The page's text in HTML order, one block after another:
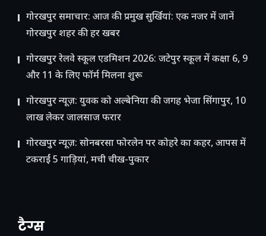
गोरखपुर समाचार: आज की प्रमुख सुर्खियां: एक नजर में जानें
गोरखपुर शहर की हर खबर
गोरखपुर रेलवे स्कूल एडमिशन 2026: जटेपुर स्कूल में कक्षा 6, 9
और 11 के लिए फॉर्म मिलना शुरू
गोरखपुर न्यूज़: युवक को अल्बेनिया की जगह भेजा सिंगापुर, 10
लाख लेकर जालसाज फरार
गोरखपुर न्यूज़: सोनबरसा फोरलेन पर कोहरे का कहर, आपस में
टकराईं 5 गाड़ियां, मची चीख-पुकार
टैग्स